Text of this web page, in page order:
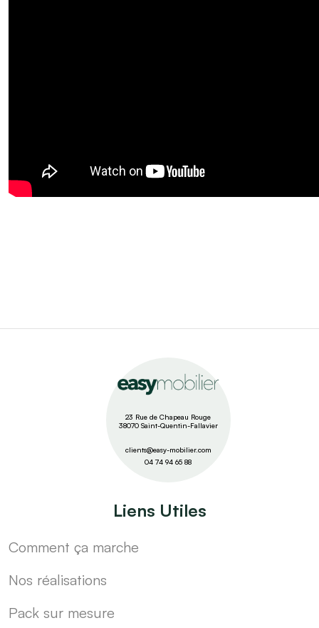
23 Rue de Chapeau Rouge
38070 Saint-Quentin-Fallavier
clients@easy-mobilier.com
04 74 94 65 88
Liens Utiles
Comment ça marche
Nos réalisations
Pack sur mesure